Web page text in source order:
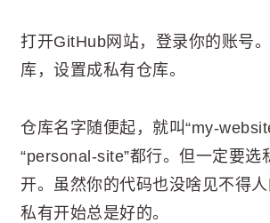
打开GitHub网站，登录你的账号
库，设置成私有仓库。
仓库名字随便起，就叫“my-
“personal-site”都行。但一定要选
开。虽然你的代码也没啥见不得
私有开始总是好的。